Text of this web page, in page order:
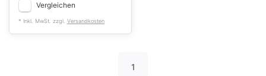
Vergleichen
* Inkl. MwSt. zzgl. Versandkosten
1